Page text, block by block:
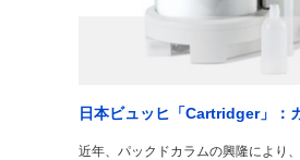
日本ビュッヒ「Cartridger」：
近年、パックドカラムの興隆により